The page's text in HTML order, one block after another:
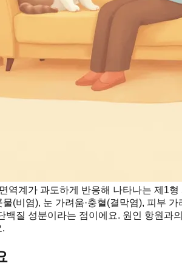
역계가 과도하게 반응해 나타나는 제1
(비염), 눈 가려움·충혈(결막염), 피부
백질 성분이라는 점이에요. 원인 항원
.